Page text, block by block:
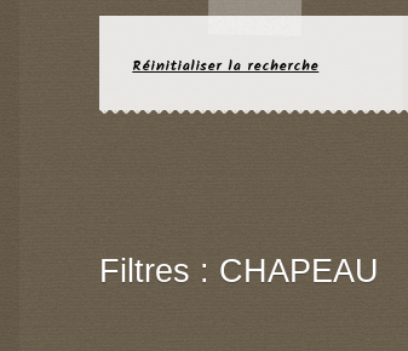
Réinitialiser la recherche
Filtres : CHAPEAU